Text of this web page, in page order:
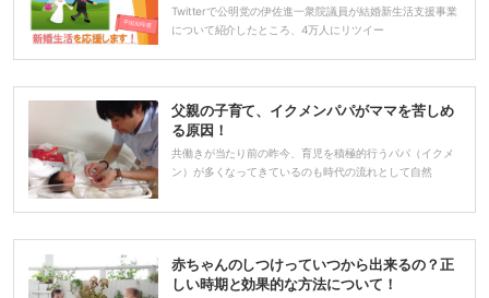
Twitterで公明党の伊佐進一衆院議員が結婚新生活支援事業
について紹介したところ、4万人にリツイー
父親の子育て、イクメンパパがママを苦しめ
る原因！
共働きが当たり前の昨今、育児を積極的行うパパ（イクメ
ン）が多くなってきているのも時代の流れとして自然
赤ちゃんのしつけっていつから出来るの？正
しい時期と効果的な方法について！